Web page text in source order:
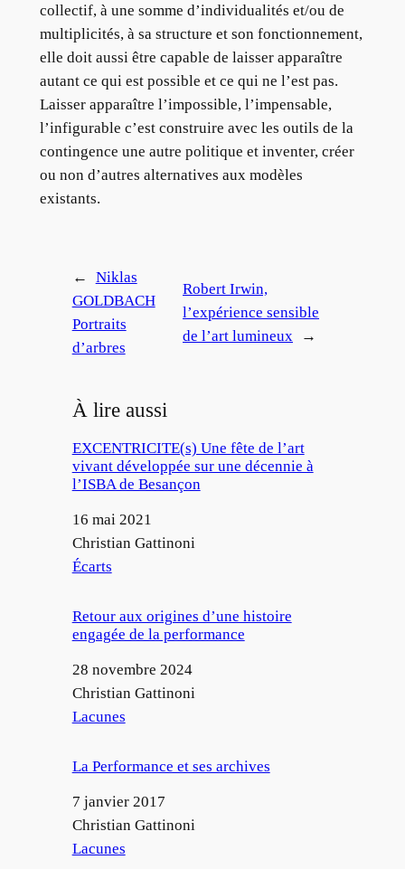
collectif, à une somme d’individualités et/ou de
multiplicités, à sa structure et son fonctionnement,
elle doit aussi être capable de laisser apparaître
autant ce qui est possible et ce qui ne l’est pas.
Laisser apparaître l’impossible, l’impensable,
l’infigurable c’est construire avec les outils de la
contingence une autre politique et inventer, créer
ou non d’autres alternatives aux modèles
existants.
←
Niklas
GOLDBACH
Portraits
d’arbres
Robert Irwin,
l’expérience sensible
de l’art lumineux
→
À lire aussi
EXCENTRICITE(s) Une fête de l’art
vivant développée sur une décennie à
l’ISBA de Besançon
Date
16 mai 2021
Auteur
Christian Gattinoni
Par rapport à
Écarts
Retour aux origines d’une histoire
engagée de la performance
Date
28 novembre 2024
Auteur
Christian Gattinoni
Par rapport à
Lacunes
La Performance et ses archives
Date
7 janvier 2017
Auteur
Christian Gattinoni
Par rapport à
Lacunes